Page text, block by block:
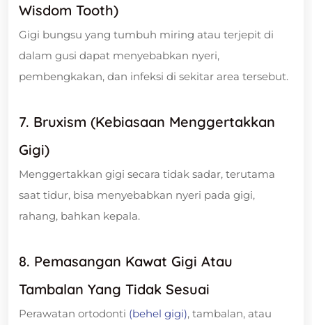
Wisdom Tooth)
Gigi bungsu yang tumbuh miring atau terjepit di
dalam gusi dapat menyebabkan nyeri,
pembengkakan, dan infeksi di sekitar area tersebut.
7. Bruxism (Kebiasaan Menggertakkan
Gigi)
Menggertakkan gigi secara tidak sadar, terutama
saat tidur, bisa menyebabkan nyeri pada gigi,
rahang, bahkan kepala.
8. Pemasangan Kawat Gigi Atau
Tambalan Yang Tidak Sesuai
Perawatan ortodonti (behel gigi), tambalan, atau